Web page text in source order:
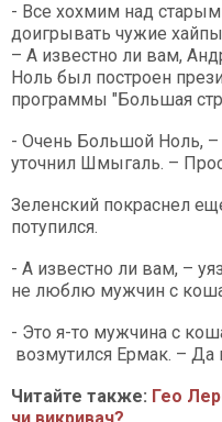
- Все хохмим над
доигрывать чужие
– А известно ли вам,
Ноль был построен
программы "Большая
- Очень Большой Ноль, –
уточнил Шмыгаль. –
Зеленский покраснел
потупился.
- А известно ли вам, –
не люблю мужчин с
- Это я-то мужчина с
возмутился Ермак. – Да
Читайте также: Гео